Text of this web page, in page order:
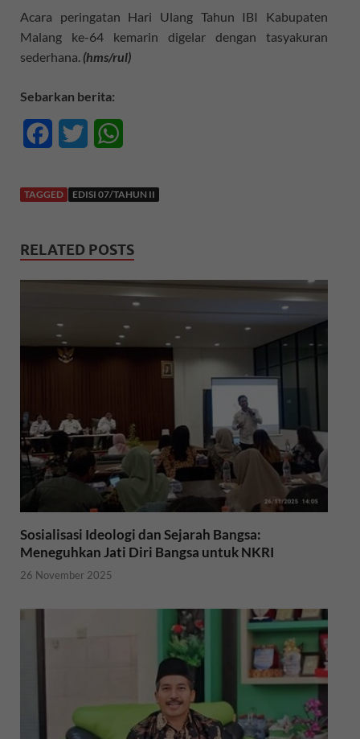
Acara peringatan Hari Ulang Tahun IBI Kabupaten
Malang ke-64 kemarin digelar dengan tasyakuran
sederhana. (hms/rul)
Sebarkan berita:
c
b
o
k
i
t
e
a
s
A
p
TAGGED EDISI 07/TAHUN II
RELATED POSTS
Sosialisasi Ideologi dan Sejarah Bangsa:
Meneguhkan Jati Diri Bangsa untuk NKRI
26 November 2025